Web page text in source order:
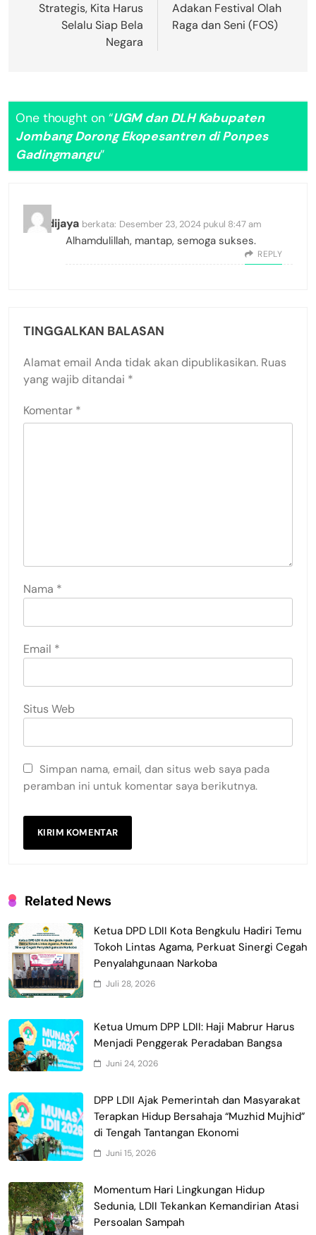
Strategis, Kita Harus
Selalu Siap Bela
Negara
Adakan Festival Olah
Raga dan Seni (FOS)
One thought on “UGM dan DLH Kabupaten
Jombang Dorong Ekopesantren di Ponpes
Gadingmangu”
mahdijaya berkata: Desember 23, 2024 pukul 8:47 am
Alhamdulillah, mantap, semoga sukses.
REPLY
TINGGALKAN BALASAN
Alamat email Anda tidak akan dipublikasikan. Ruas
yang wajib ditandai *
Komentar *
Nama *
Email *
Situs Web
Simpan nama, email, dan situs web saya pada
peramban ini untuk komentar saya berikutnya.
Related News
Ketua DPD LDII Kota Bengkulu Hadiri Temu
Tokoh Lintas Agama, Perkuat Sinergi Cegah
Penyalahgunaan Narkoba
Juli 28, 2026
Ketua Umum DPP LDII: Haji Mabrur Harus
Menjadi Penggerak Peradaban Bangsa
Juni 24, 2026
DPP LDII Ajak Pemerintah dan Masyarakat
Terapkan Hidup Bersahaja “Muzhid Mujhid”
di Tengah Tantangan Ekonomi
Juni 15, 2026
Momentum Hari Lingkungan Hidup
Sedunia, LDII Tekankan Kemandirian Atasi
Persoalan Sampah